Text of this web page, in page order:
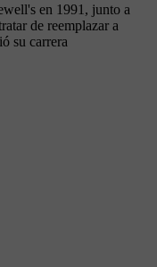
en 1991, junto a
de reemplazar a
su carrera